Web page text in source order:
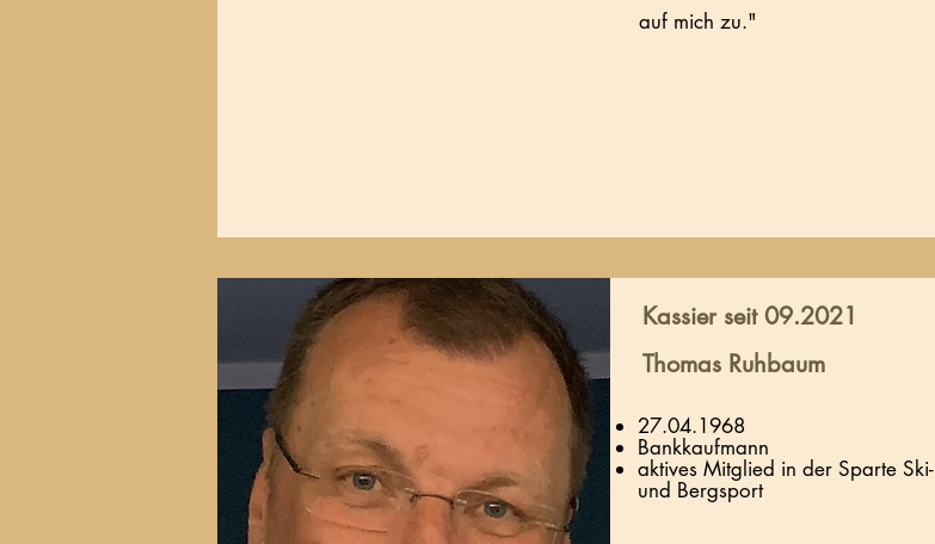
auf mich zu."
Kassier seit 09.2021
Thomas Ruhbaum
27.04.1968
Bankkaufmann
aktives Mitglied in der Sparte Ski-
und Bergsport